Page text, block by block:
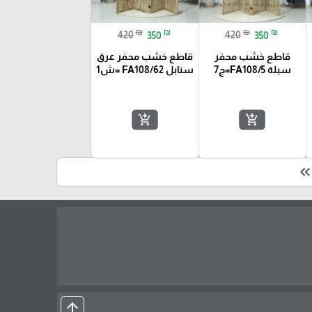
420 ₪ 350 ₪
قاطع خشب محفر
سبلة FA108/5=ج7
add_shopping_cart
420 ₪ 350 ₪
قاطع خشب محفر عرق
سنابل FA108/62 =ش1
add_shopping_cart
keyboard_double_arrow_left
arrow_upward